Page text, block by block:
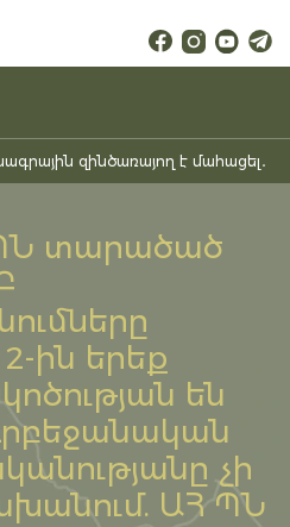
զինծառայող է մահացել․
տարածած
ին երեք
են
չի
ԱՀ ՊՆ